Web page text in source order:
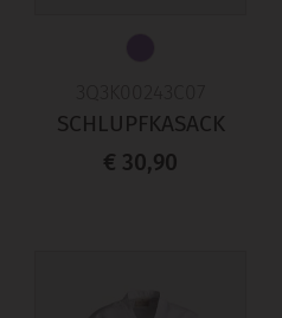
SCHLUPFKASACK
€ 30,90